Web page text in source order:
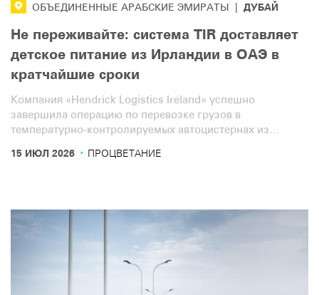
ОБЪЕДИНЕННЫЕ АРАБСКИЕ ЭМИРАТЫ ДУБАЙ
Не переживайте: система TIR доставляет
детское питание из Ирландии в ОАЭ в
кратчайшие сроки
Компания «Hendrick Logistics Ireland» успешно
завершила операцию по перевозке грузов в
температурно-контролируемых автоцистернах из
при этом беспрепятственно пересекая 13 стран.
15 ИЮЛ 2026 · ПРОЦВЕТАНИЕ